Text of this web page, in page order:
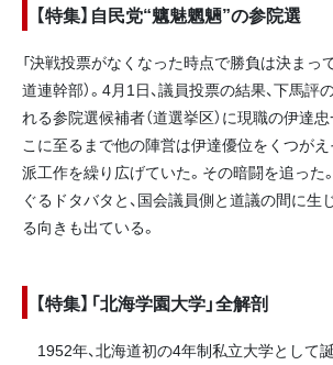
【特集】自民党“魑魅魍魎”の参院選
「決戦投票がなくなった時点で勝負は決まっ
道連幹部）。4月1日、議員投票の結果、下馬評
れる参院選候補者（道選挙区）に現職の伊達
こに至るまで他の陣営は伊達優位をくつがえ
派工作を繰り広げていた。その暗闘を追った
ぐるドタバタと、国会議員側と道議の間に生
る向きも出ている。
【特集】「北海学園大学」全解剖
1952年、北海道初の4年制私立大学として